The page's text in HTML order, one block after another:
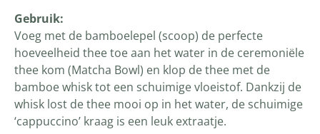
Gebruik:
Voeg met de bamboelepel (scoop) de perfecte
hoeveelheid thee toe aan het water in de ceremoniële
thee kom (Matcha Bowl) en klop de thee met de
bamboe whisk tot een schuimige vloeistof. Dankzij de
whisk lost de thee mooi op in het water, de schuimige
‘cappuccino’ kraag is een leuk extraatje.